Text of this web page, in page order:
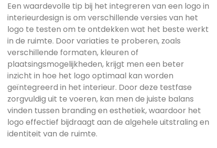
Een waardevolle tip bij het integreren van een logo in
interieurdesign is om verschillende versies van het
logo te testen om te ontdekken wat het beste werkt
in de ruimte. Door variaties te proberen, zoals
verschillende formaten, kleuren of
plaatsingsmogelijkheden, krijgt men een beter
inzicht in hoe het logo optimaal kan worden
geïntegreerd in het interieur. Door deze testfase
zorgvuldig uit te voeren, kan men de juiste balans
vinden tussen branding en esthetiek, waardoor het
logo effectief bijdraagt aan de algehele uitstraling en
identiteit van de ruimte.